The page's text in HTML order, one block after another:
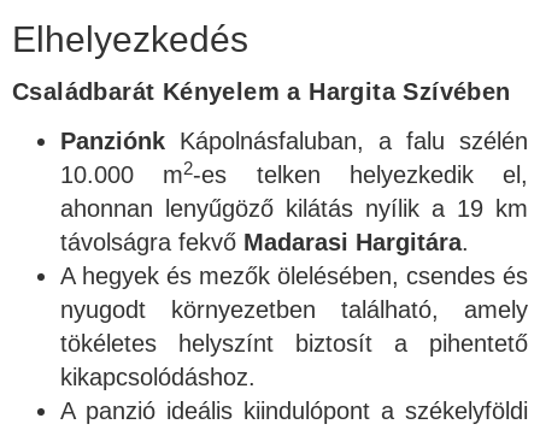
Elhelyezkedés
Családbarát Kényelem a Hargita Szívében
Panziónk Kápolnásfaluban, a falu szélén
10.000 m2-es telken helyezkedik el,
ahonnan lenyűgöző kilátás nyílik a 19 km
távolságra fekvő Madarasi Hargitára.
A hegyek és mezők ölelésében, csendes és
nyugodt környezetben található, amely
tökéletes helyszínt biztosít a pihentető
kikapcsolódáshoz.
A panzió ideális kiindulópont a székelyföldi